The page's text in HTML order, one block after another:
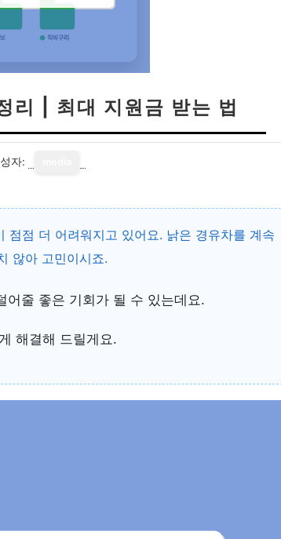
리 | 최대 지원금 받는 법
자:
점점 더 어려워지고 있어요. 낡은 경유차를 계속
않아 고민이시죠.
어줄 좋은 기회가 될 수 있는데요.
해결해 드릴게요.